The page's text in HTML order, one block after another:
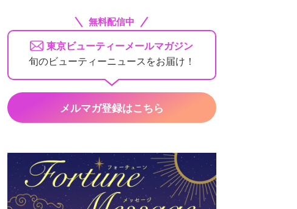
無料配信中
東京ビューティーメールマガジン
旬のビューティーニュースをお届け！
メルマガ登録はこちら